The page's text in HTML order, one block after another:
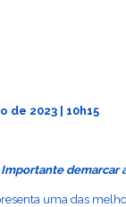
de 2023 | 10h15
demarcar
uma das